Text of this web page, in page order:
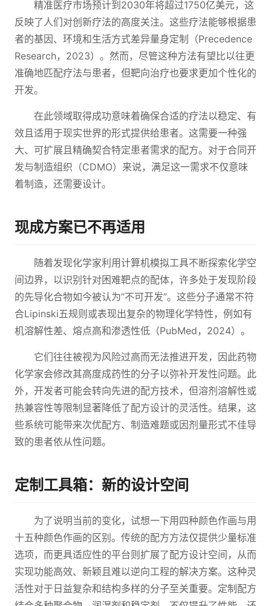
精准医疗市场预计到2030年将超过1750亿美元，这
反映了人们对创新疗法的高度关注。这些疗法能够根据患
者的基因、环境和生活方式差异量身定制（Precedence
Research，2023）。然而，尽管这种方法有望比以往更
准确地匹配疗法与患者，但靶向治疗也要求更加个性化的
开发。
在此领域取得成功意味着确保合适的疗法以稳定、有
效且适用于现实世界的形式提供给患者。这需要一种强
大、可扩展且精确契合特定患者需求的配方。对于合同开
发与制造组织（CDMO）来说，满足这一需求不仅意味
着制造，还需要设计。
现成方案已不再适用
随着发现化学家利用计算机模拟工具不断探索化学空
间边界，以识别针对困难靶点的配体，许多处于发现阶段
的先导化合物如今被认为“不可开发”。这些分子通常不符
合Lipinski五规则或表现出复杂的物理化学特性，例如有
机溶解性差、熔点高和渗透性低（PubMed，2024）。
它们往往被视为风险过高而无法推进开发，因此药物
化学家会修改其高度成药性的分子以弥补开发性问题。此
外，开发者可能会转向先进的配方技术，但溶剂溶解性或
热兼容性等限制显著降低了配方设计的灵活性。结果，这
些系统可能带来次优配方、制造难题或因剂量形式不佳导
致的患者依从性问题。
定制工具箱：新的设计空间
为了说明当前的变化，试想一下用四种颜色作画与用
十五种颜色作画的区别。传统的配方方法仅提供少量标准
选项，而更具适应性的平台则扩展了配方设计空间，从而
实现功能高效、新颖且难以逆向工程的解决方案。这种灵
活性对于日益复杂和结构多样的分子至关重要。定制配方